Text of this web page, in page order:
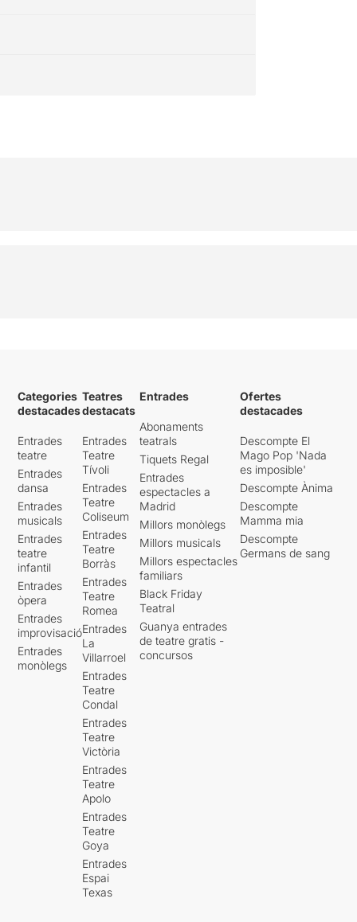
Categories
destacades
Entrades
teatre
Entrades
dansa
Entrades
musicals
Entrades
teatre
infantil
Entrades
òpera
Entrades
improvisació
Entrades
monòlegs
Teatres
destacats
Entrades
Teatre
Tívoli
Entrades
Teatre
Coliseum
Entrades
Teatre
Borràs
Entrades
Teatre
Romea
Entrades
La
Villarroel
Entrades
Teatre
Condal
Entrades
Teatre
Victòria
Entrades
Teatre
Apolo
Entrades
Teatre
Goya
Entrades
Espai
Texas
Entrades
Abonaments
teatrals
Tiquets Regal
Entrades
espectacles a
Madrid
Millors monòlegs
Millors musicals
Millors espectacles
familiars
Black Friday
Teatral
Guanya entrades
de teatre gratis -
concursos
Ofertes
destacades
Descompte El
Mago Pop 'Nada
es imposible'
Descompte Ànima
Descompte
Mamma mia
Descompte
Germans de sang